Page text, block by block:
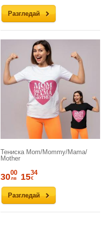
Разгледай
Тениска Mom/Mommy/Mama/
Mother
Разгледай
3000
лв 1534
€